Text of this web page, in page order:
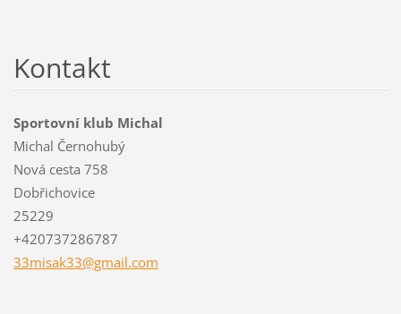
Kontakt
Sportovní klub Michal
Michal Černohubý
Nová cesta 758
Dobřichovice
25229
+420737286787
33misak33@gmail.com